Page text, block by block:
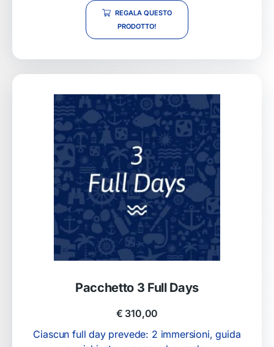
REGALA QUESTO
PRODOTTO!
Pacchetto 3 Full Days
€ 310,00
Ciascun full day prevede: 2 immersioni, guida